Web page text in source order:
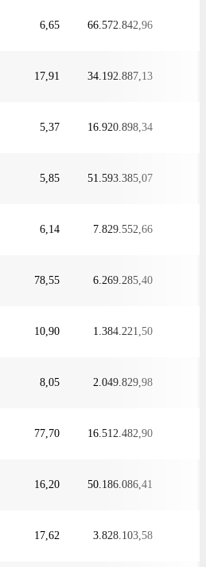
6,65 66.572.842,96
17,91 34.192.887,13
5,37 16.920.898,34
5,85 51.593.385,07
6,14 7.829.552,66
78,55 6.269.285,40
10,90 1.384.221,50
8,05 2.049.829,98
77,70 16.512.482,90
16,20 50.186.086,41
17,62 3.828.103,58